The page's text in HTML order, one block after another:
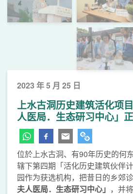
2023 年 5 月 25 日
上水古洞历史建筑活化
人医局．生态研习中心」
位於上水古洞、有90年历史的何
辖下第四期「活化历史建筑伙伴
园作为获选机构，把昔日的乡郊
夫人医局．生态研习中心」 ，并